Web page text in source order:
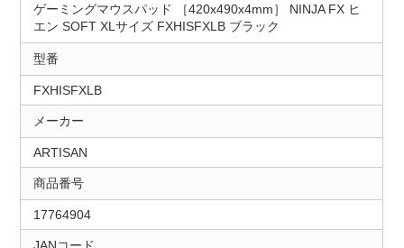
ゲーミングマウスパッド ［420x490x4mm］ NINJA FX ヒ
エン SOFT XLサイズ FXHISFXLB ブラック
型番
FXHISFXLB
メーカー
ARTISAN
商品番号
17764904
JANコード